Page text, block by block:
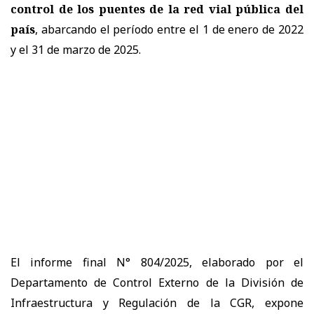
control de los puentes de la red vial pública del
país, abarcando el período entre el 1 de enero de 2022
y el 31 de marzo de 2025.
El informe final N° 804/2025, elaborado por el
Departamento de Control Externo de la División de
Infraestructura y Regulación de la CGR, expone